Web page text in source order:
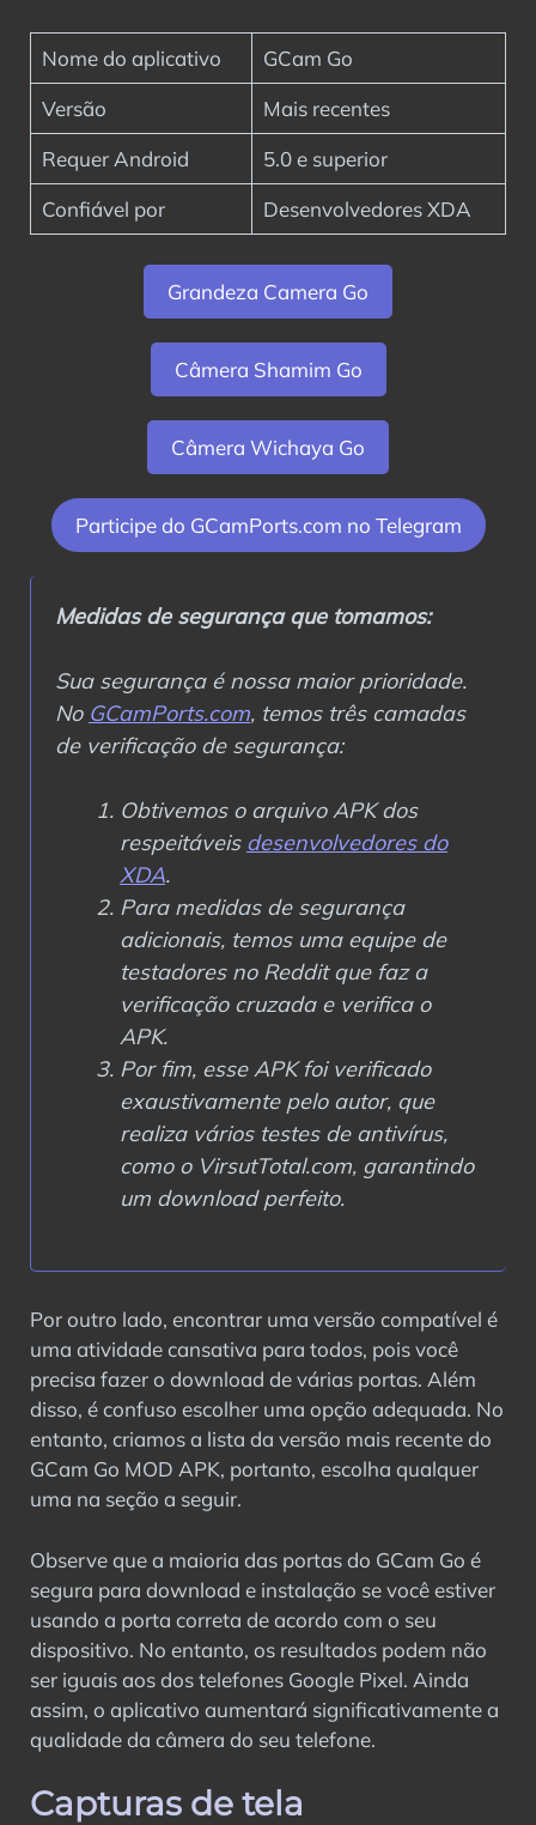
Nome do aplicativo
GCam Go
Versão
Mais recentes
Requer Android
5.0 e superior
Confiável por
Desenvolvedores XDA
Grandeza Camera Go
Câmera Shamim Go
Câmera Wichaya Go
Participe do GCamPorts.com no Telegram
Medidas de segurança que tomamos:
Sua segurança é nossa maior prioridade.
No GCamPorts.com, temos três camadas
de verificação de segurança:
Obtivemos o arquivo APK dos
respeitáveis desenvolvedores do
XDA.
Para medidas de segurança
adicionais, temos uma equipe de
testadores no Reddit que faz a
verificação cruzada e verifica o
APK.
Por fim, esse APK foi verificado
exaustivamente pelo autor, que
realiza vários testes de antivírus,
como o VirsutTotal.com, garantindo
um download perfeito.
Por outro lado, encontrar uma versão compatível é
uma atividade cansativa para todos, pois você
precisa fazer o download de várias portas. Além
disso, é confuso escolher uma opção adequada. No
entanto, criamos a lista da versão mais recente do
GCam Go MOD APK, portanto, escolha qualquer
uma na seção a seguir.
Observe que a maioria das portas do GCam Go é
segura para download e instalação se você estiver
usando a porta correta de acordo com o seu
dispositivo. No entanto, os resultados podem não
ser iguais aos dos telefones Google Pixel. Ainda
assim, o aplicativo aumentará significativamente a
qualidade da câmera do seu telefone.
Capturas de tela